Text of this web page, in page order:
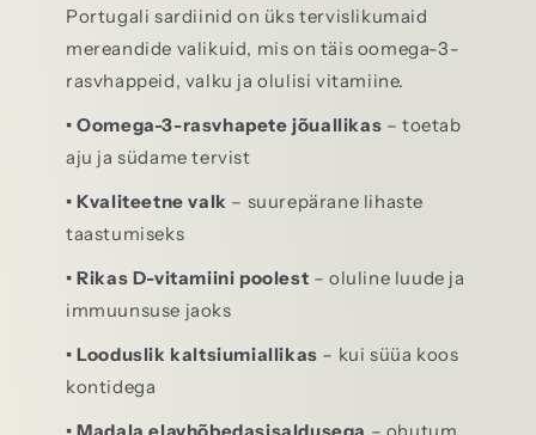
Portugali sardiinid on üks tervislikumaid
mereandide valikuid, mis on täis oomega-3-
rasvhappeid, valku ja olulisi vitamiine.
• Oomega-3-rasvhapete jõuallikas – toetab
aju ja südame tervist
• Kvaliteetne valk – suurepärane lihaste
taastumiseks
• Rikas D-vitamiini poolest – oluline luude ja
immuunsuse jaoks
• Looduslik kaltsiumiallikas – kui süüa koos
kontidega